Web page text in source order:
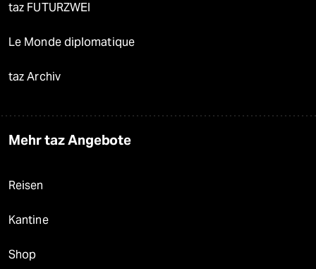
taz FUTURZWEI
Le Monde diplomatique
taz Archiv
Mehr taz Angebote
Reisen
Kantine
Shop